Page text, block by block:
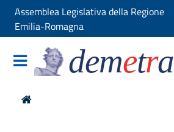
Assemblea Legislativa della Regione
Emilia-Romagna
demetra